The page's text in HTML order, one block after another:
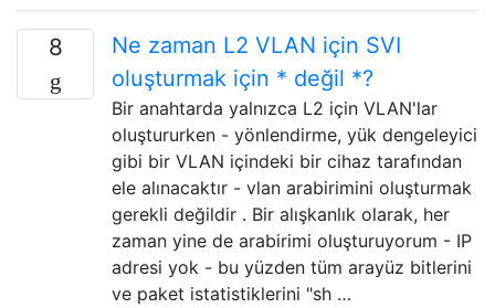
8
Ne zaman L2 VLAN için SVI
oluşturmak için * değil *?
Bir anahtarda yalnızca L2 için VLAN'lar
oluştururken - yönlendirme, yük dengeleyici
gibi bir VLAN içindeki bir cihaz tarafından
ele alınacaktır - vlan arabirimini oluşturmak
gerekli değildir . Bir alışkanlık olarak, her
zaman yine de arabirimi oluşturuyorum - IP
adresi yok - bu yüzden tüm arayüz bitlerini
ve paket istatistiklerini "sh …